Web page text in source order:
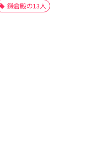
鎌倉殿の13人